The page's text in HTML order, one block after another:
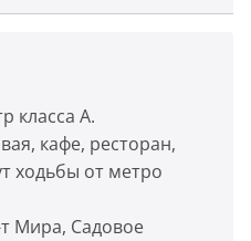
класса А.
кафе, ресторан,
ходьбы от метро
Мира, Садовое